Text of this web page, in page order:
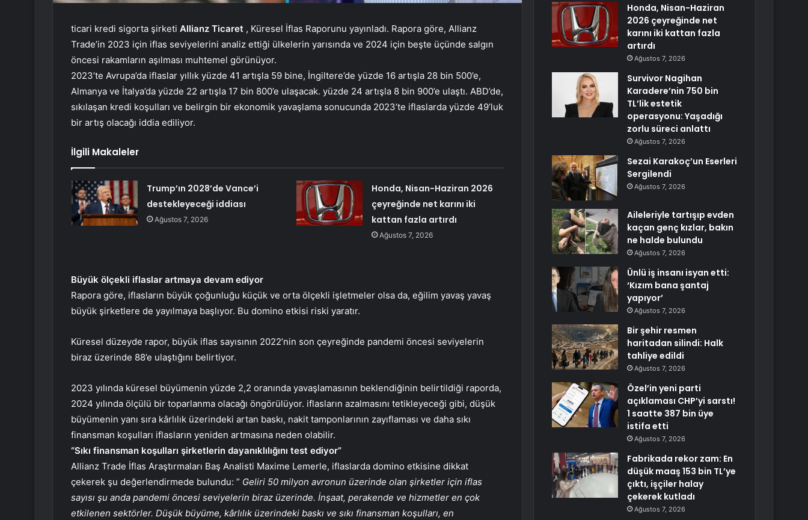
ticari kredi sigorta şirketi Allianz Ticaret , Küresel İflas Raporunu yayınladı. Rapora göre, Allianz
Trade’in 2023 için iflas seviyelerini analiz ettiği ülkelerin yarısında ve 2024 için beşte üçünde salgın
öncesi rakamların aşılması muhtemel görünüyor.
2023’te Avrupa’da iflaslar yıllık yüzde 41 artışla 59 bine, İngiltere’de yüzde 16 artışla 28 bin 500’e,
Almanya ve İtalya’da yüzde 22 artışla 17 bin 800’e ulaşacak. yüzde 24 artışla 8 bin 900’e ulaştı. ABD’de,
sıkılaşan kredi koşulları ve belirgin bir ekonomik yavaşlama sonucunda 2023’te iflaslarda yüzde 49’luk
bir artış olacağı iddia ediliyor.
İlgili Makaleler
Trump’ın 2028’de Vance’i
destekleyeceği iddiası
Ağustos 7, 2026
Honda, Nisan-Haziran 2026
çeyreğinde net karını iki
kattan fazla artırdı
Ağustos 7, 2026
Büyük ölçekli iflaslar artmaya devam ediyor
Rapora göre, iflasların büyük çoğunluğu küçük ve orta ölçekli işletmeler olsa da, eğilim yavaş yavaş
büyük şirketlere de yayılmaya başlıyor. Bu domino etkisi riski yaratır.
Küresel düzeyde rapor, büyük iflas sayısının 2022’nin son çeyreğinde pandemi öncesi seviyelerin
biraz üzerinde 88’e ulaştığını belirtiyor.
2023 yılında küresel büyümenin yüzde 2,2 oranında yavaşlamasının beklendiğinin belirtildiği raporda,
2024 yılında ölçülü bir toparlanma olacağı öngörülüyor. iflasların azalmasını tetikleyeceği gibi, düşük
büyümenin yanı sıra kârlılık üzerindeki artan baskı, nakit tamponlarının zayıflaması ve daha sıkı
finansman koşulları iflasların yeniden artmasına neden olabilir.
“Sıkı finansman koşulları şirketlerin dayanıklılığını test ediyor”
Allianz Trade İflas Araştırmaları Baş Analisti Maxime Lemerle, iflaslarda domino etkisine dikkat
çekerek şu değerlendirmede bulundu: ” Geliri 50 milyon avronun üzerinde olan şirketler için iflas
sayısı şu anda pandemi öncesi seviyelerin biraz üzerinde. İnşaat, perakende ve hizmetler en çok
etkilenen sektörler. Düşük büyüme, kârlılık üzerindeki baskı ve sıkı finansman koşulları, en
Honda, Nisan-Haziran
2026 çeyreğinde net
karını iki kattan fazla
artırdı
Ağustos 7, 2026
Survivor Nagihan
Karadere’nin 750 bin
TL’lik estetik
operasyonu: Yaşadığı
zorlu süreci anlattı
Ağustos 7, 2026
Sezai Karakoç’un Eserleri
Sergilendi
Ağustos 7, 2026
Aileleriyle tartışıp evden
kaçan genç kızlar, bakın
ne halde bulundu
Ağustos 7, 2026
Ünlü iş insanı isyan etti:
‘Kızım bana şantaj
yapıyor’
Ağustos 7, 2026
Bir şehir resmen
haritadan silindi: Halk
tahliye edildi
Ağustos 7, 2026
Özel’in yeni parti
açıklaması CHP’yi sarstı!
1 saatte 387 bin üye
istifa etti
Ağustos 7, 2026
Fabrikada rekor zam: En
düşük maaş 153 bin TL’ye
çıktı, işçiler halay
çekerek kutladı
Ağustos 7, 2026